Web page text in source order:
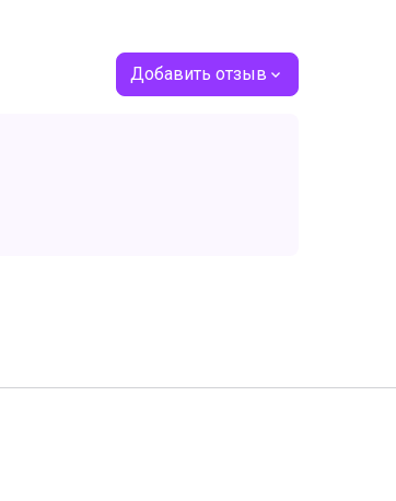
Добавить отзыв